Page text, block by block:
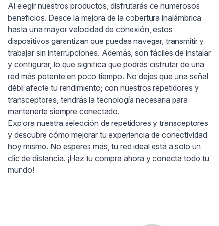
Al elegir nuestros productos, disfrutarás de numerosos
beneficios. Desde la mejora de la cobertura inalámbrica
hasta una mayor velocidad de conexión, estos
dispositivos garantizan que puedas navegar, transmitir y
trabajar sin interrupciones. Además, son fáciles de instalar
y configurar, lo que significa que podrás disfrutar de una
red más potente en poco tiempo. No dejes que una señal
débil afecte tu rendimiento; con nuestros repetidores y
transceptores, tendrás la tecnología necesaria para
mantenerte siempre conectado.
Explora nuestra selección de repetidores y transceptores
y descubre cómo mejorar tu experiencia de conectividad
hoy mismo. No esperes más, tu red ideal está a solo un
clic de distancia. ¡Haz tu compra ahora y conecta todo tu
mundo!